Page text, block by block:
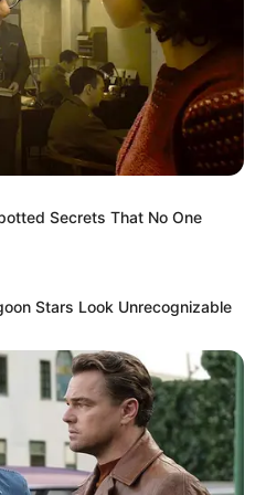
Secrets That No One
Stars Look Unrecognizable